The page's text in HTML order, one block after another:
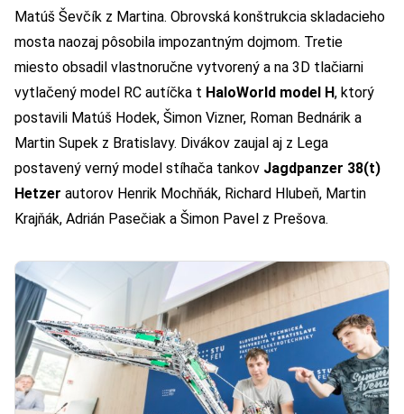
Matúš Ševčík z Martina. Obrovská konštrukcia skladacieho
mosta naozaj pôsobila impozantným dojmom. Tretie
miesto obsadil vlastnoručne vytvorený a na 3D tlačiarni
vytlačený model RC autíčka t HaloWorld model H, ktorý
postavili Matúš Hodek, Šimon Vizner, Roman Bednárik a
Martin Supek z Bratislavy. Divákov zaujal aj z Lega
postavený verný model stíhača tankov Jagdpanzer 38(t)
Hetzer autorov Henrik Mochňák, Richard Hlubeň, Martin
Krajňák, Adrián Pasečiak a Šimon Pavel z Prešova.